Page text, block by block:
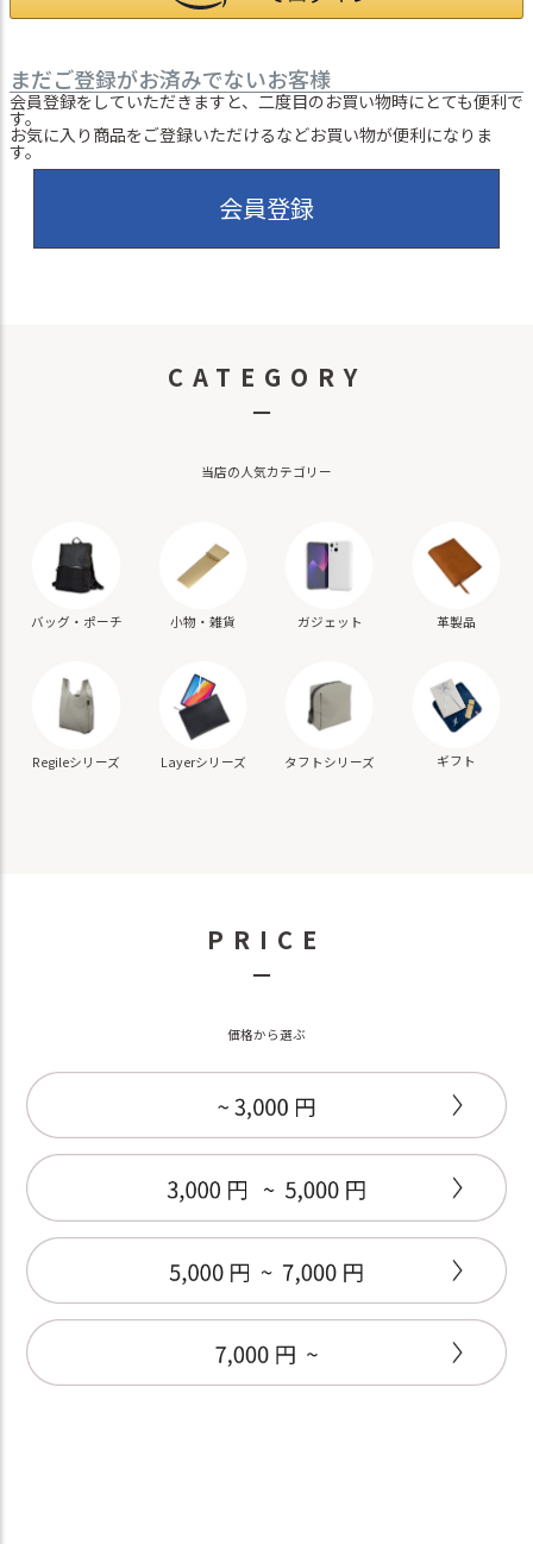
まだご登録がお済みでないお客様
会員登録をしていただきますと、二度目のお買い物時にとても便利で
す。
お気に入り商品をご登録いただけるなどお買い物が便利になりま
す。
会員登録
CATEGORY
－
当店の人気カテゴリー
バッグ・ポーチ 小物・雑貨 ガジェット 革製品
Regileシリーズ Layerシリーズ タフトシリーズ ギフト
PRICE
－
価格から選ぶ